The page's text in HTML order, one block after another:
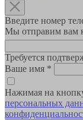
Введите номер
Мы отправим вам
Требуется
Ваше имя *
Нажимая на
персональных